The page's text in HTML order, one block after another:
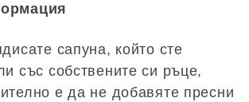
сапуна, който сте
със собствените си ръце,
е да не добавяте пресни